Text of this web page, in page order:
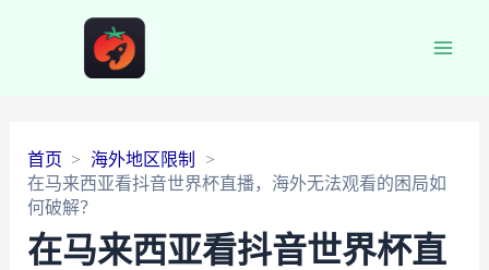
首页
海外地区限制
在马来西亚看抖音世界杯直播，海外无法观看的困局如
何破解？
在马来西亚看抖音世界杯直